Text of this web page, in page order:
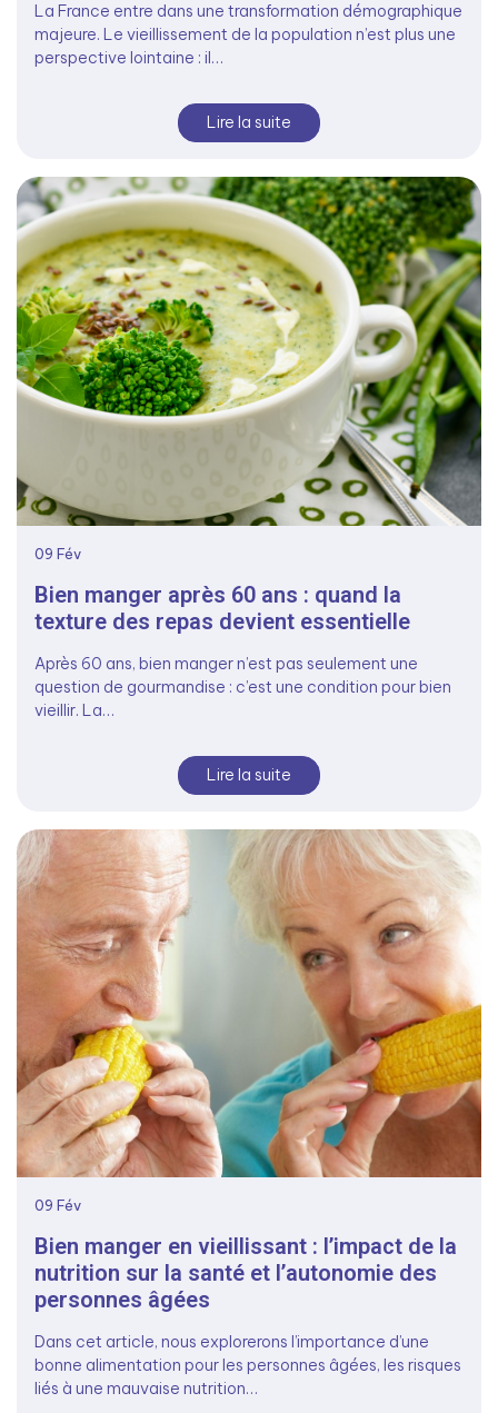
La France entre dans une transformation démographique
majeure. Le vieillissement de la population n’est plus une
perspective lointaine : il…
Lire la suite
09 Fév
Bien manger après 60 ans : quand la
texture des repas devient essentielle
Après 60 ans, bien manger n’est pas seulement une
question de gourmandise : c’est une condition pour bien
vieillir. La…
Lire la suite
09 Fév
Bien manger en vieillissant : l’impact de la
nutrition sur la santé et l’autonomie des
personnes âgées
Dans cet article, nous explorerons l’importance d’une
bonne alimentation pour les personnes âgées, les risques
liés à une mauvaise nutrition…